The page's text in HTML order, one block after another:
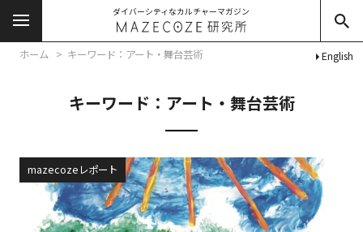
ダイバーシティなカルチャーマガジン
English
ホーム キーワード：アート・舞台芸術
キーワード：アート・舞台芸術
mazecozeレポート